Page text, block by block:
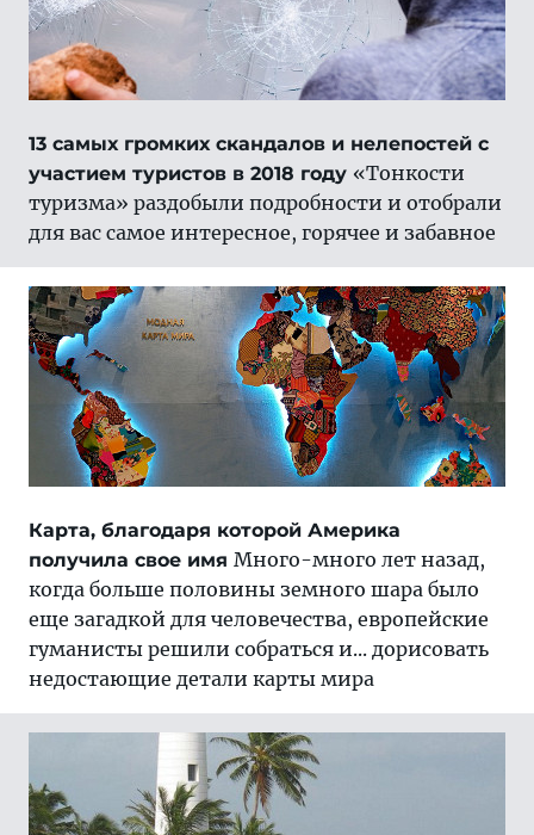
13 самых громких скандалов и нелепостей с
участием туристов в 2018 году «Тонкости
туризма» раздобыли подробности и отобрали
для вас самое интересное, горячее и забавное
Карта, благодаря которой Америка
получила свое имя Много-много лет назад,
когда больше половины земного шара было
еще загадкой для человечества, европейские
гуманисты решили собраться и... дорисовать
недостающие детали карты мира